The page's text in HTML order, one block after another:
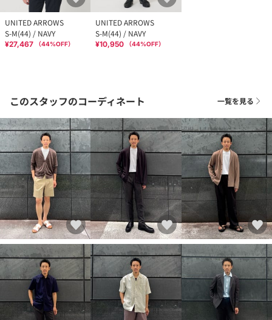
UNITED ARROWS
S-M(44) / NAVY
¥27,467 （44%OFF）
UNITED ARROWS
S-M(44) / NAVY
¥10,950 （44%OFF）
このスタッフのコーディネート 一覧を見る